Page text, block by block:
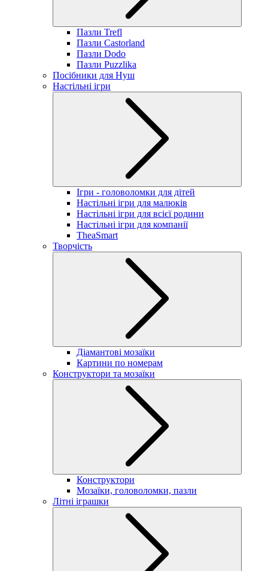
Пазли Trefl
Пазли Castorland
Пазли Dodo
Пазли Puzzlika
Посібники для Нуш
Настільні ігри
Ігри - головоломки для дітей
Настільні ігри для малюків
Настільні ігри для всієї родини
Настільні ігри для компанії
TheaSmart
Творчість
Діамантові мозаїки
Картини по номерам
Конструктори та мозаїки
Конструктори
Мозаїки, головоломки, пазли
Літні іграшки